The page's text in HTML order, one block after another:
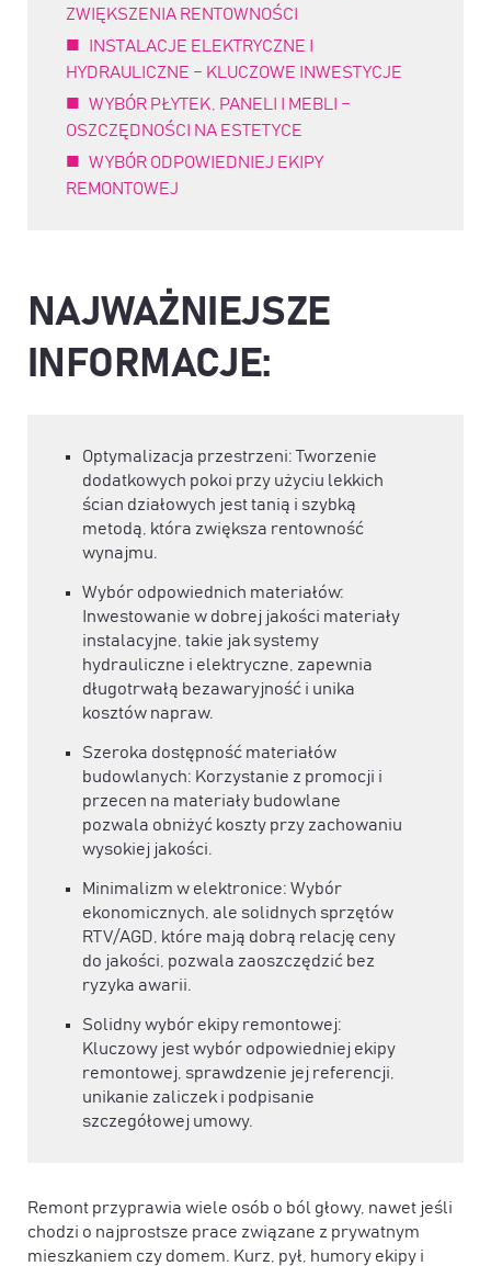
ZWIĘKSZENIA RENTOWNOŚCI
INSTALACJE ELEKTRYCZNE I
HYDRAULICZNE – KLUCZOWE INWESTYCJE
WYBÓR PŁYTEK, PANELI I MEBLI –
OSZCZĘDNOŚCI NA ESTETYCE
WYBÓR ODPOWIEDNIEJ EKIPY
REMONTOWEJ
NAJWAŻNIEJSZE
INFORMACJE:
Optymalizacja przestrzeni: Tworzenie
dodatkowych pokoi przy użyciu lekkich
ścian działowych jest tanią i szybką
metodą, która zwiększa rentowność
wynajmu.
Wybór odpowiednich materiałów:
Inwestowanie w dobrej jakości materiały
instalacyjne, takie jak systemy
hydrauliczne i elektryczne, zapewnia
długotrwałą bezawaryjność i unika
kosztów napraw.
Szeroka dostępność materiałów
budowlanych: Korzystanie z promocji i
przecen na materiały budowlane
pozwala obniżyć koszty przy zachowaniu
wysokiej jakości.
Minimalizm w elektronice: Wybór
ekonomicznych, ale solidnych sprzętów
RTV/AGD, które mają dobrą relację ceny
do jakości, pozwala zaoszczędzić bez
ryzyka awarii.
Solidny wybór ekipy remontowej:
Kluczowy jest wybór odpowiedniej ekipy
remontowej, sprawdzenie jej referencji,
unikanie zaliczek i podpisanie
szczegółowej umowy.
Remont przyprawia wiele osób o ból głowy, nawet jeśli
chodzi o najprostsze prace związane z prywatnym
mieszkaniem czy domem. Kurz, pył, humory ekipy i